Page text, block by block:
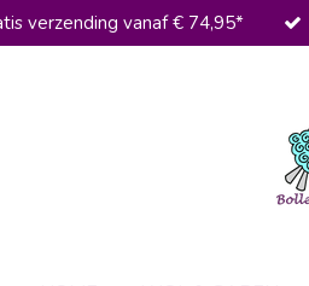
verzending vanaf € 74,95*